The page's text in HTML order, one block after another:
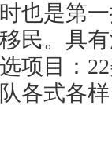
也是第
民。具
项目： 22
各式各